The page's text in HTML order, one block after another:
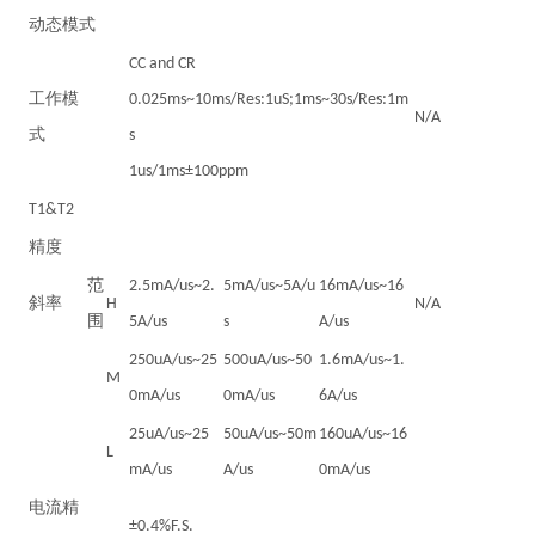
动态模式
工作模
式
CC and CR
0.025ms~10ms/Res:1uS;1ms~30s/Res:1m
s
1us/1ms±100ppm
N/A
T1&T2
精度
斜率
范
围
H
2.5mA/us~2.
5A/us
5mA/us~5A/u
s
16mA/us~16
A/us
N/A
M
250uA/us~25
0mA/us
500uA/us~50
0mA/us
1.6mA/us~1.
6A/us
L
25uA/us~25
mA/us
50uA/us~50m
A/us
160uA/us~16
0mA/us
电流精
±0.4%F.S.